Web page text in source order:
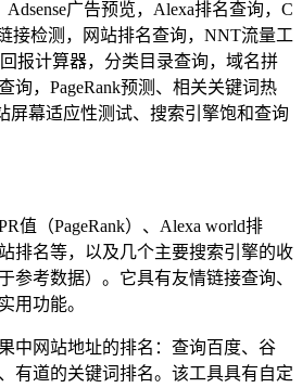
Adsense广告预览，Alexa排名查询，C
接检测，网站排名查询，NNT流量工
报计算器，分类目录查询，域名拼
询，PageRank预测、相关关键词热
屏幕适应性测试、搜索引擎饱和查询
值（PageRank）、Alexa world排
排名等，以及几个主要搜索引擎的收
参考数据）。它具有友情链接查询、
用功能。
中网站地址的排名：查询百度、谷
有道的关键词排名。该工具具有自定